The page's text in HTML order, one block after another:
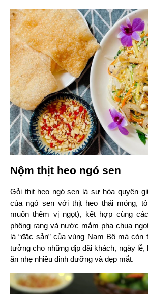
Nộm thịt heo ngó sen
Gỏi thịt heo ngó sen là sự hòa quyện
của ngó sen với thịt heo thái mỏng,
muốn thêm vị ngọt), kết hợp cùng
phộng rang và nước mắm pha chua
là “đặc sản” của vùng Nam Bộ mà
tưởng cho những dịp đãi khách, ngày lễ,
ăn nhẹ nhiều dinh dưỡng và đẹp mắt.